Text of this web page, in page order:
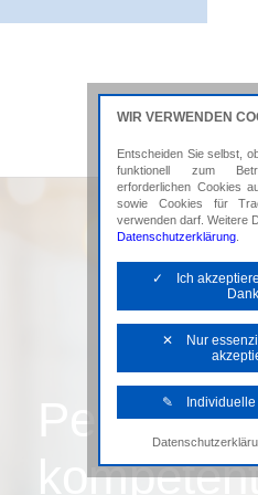
WIR VERWENDEN
Entscheiden Sie selbst,
funktionell zum
erforderlichen Cookies
sowie Cookies für
verwenden darf. Weitere
Datenschutzerklärung
✓ Ich
✕ Nur
✎ Individuelle
Notwendige
Diese Cookies